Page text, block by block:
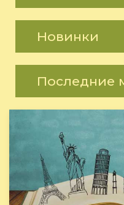
Новинки
Последние